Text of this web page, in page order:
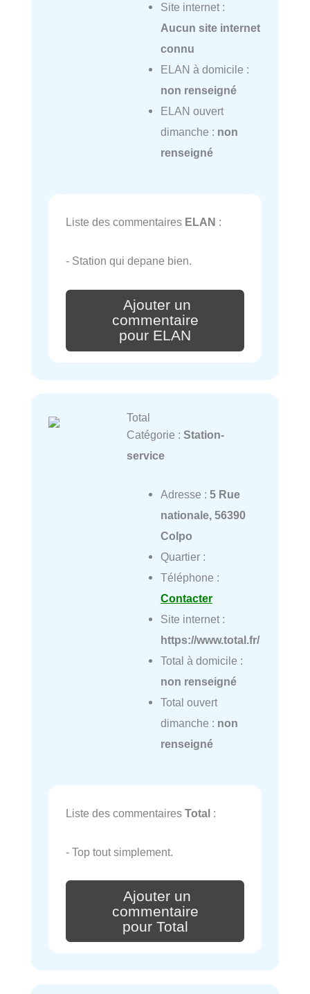
Site internet :
Aucun site internet
connu
ELAN à domicile :
non renseigné
ELAN ouvert
dimanche : non
renseigné
Liste des commentaires ELAN :
- Station qui depane bien.
Ajouter un
commentaire
pour ELAN
Total
Catégorie : Station-
service
Adresse : 5 Rue
nationale, 56390
Colpo
Quartier :
Téléphone :
Contacter
Site internet :
https://www.total.fr/
Total à domicile :
non renseigné
Total ouvert
dimanche : non
renseigné
Liste des commentaires Total :
- Top tout simplement.
Ajouter un
commentaire
pour Total